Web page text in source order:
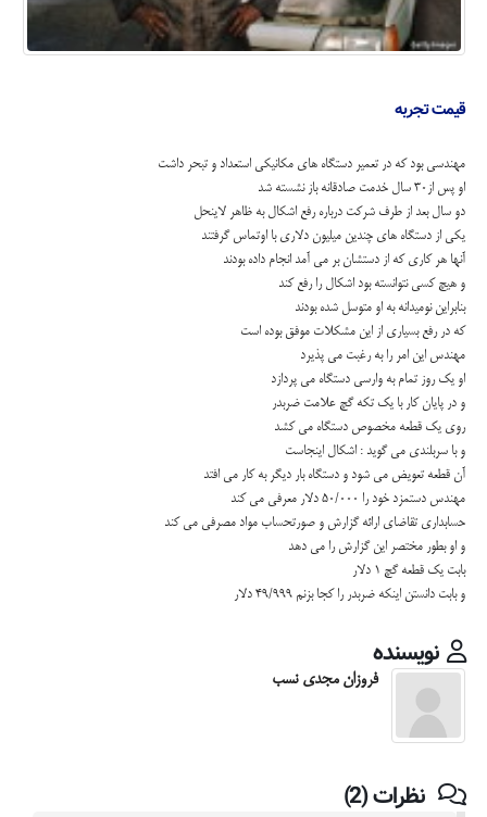
قیمت تجربه
مهندسی بود که در تعمیر دستگاه های مکانیکی استعداد و تبحر داشت
او پس از۳۰ سال خدمت صادقانه باز نشسته شد
دو سال بعد از طرف شرکت درباره رفع اشکال به ظاهر لاینحل
یکی از دستگاه های چندین میلیون دلاری با اوتماس گرفتند
آنها هر کاری که از دستشان بر می آمد انجام داده بودند
و هیچ کسی نتوانسته بود اشکال را رفع کند
بنابراین نومیدانه به او متوسل شده بودند
که در رفع بسیاری از این مشکلات موفق بوده است
مهندس این امر را به رغبت می پذیرد
او یک روز تمام به وارسی دستگاه می پردازد
و در پایان کار با یک تکه گچ علامت ضربدر
روی یک قطعه مخصوص دستگاه می کشد
و با سربلندی می گوید : اشکال اینجاست
آن قطعه تعویض می شود و دستگاه بار دیگر به کار می افتد
مهندس دستمزد خود را ۵۰/۰۰۰ دلار معرفی می کند
حسابداری تقاضای ارائه گزارش و صورتحساب مواد مصرفی می کند
و او بطور مختصر این گزارش را می دهد
بابت یک قطعه گچ ۱ دلار
و بابت دانستن اینکه ضربدر را کجا بزنم ۴۹/۹۹۹ دلار
نویسنده
فروزان مجدی نسب
نظرات (2)